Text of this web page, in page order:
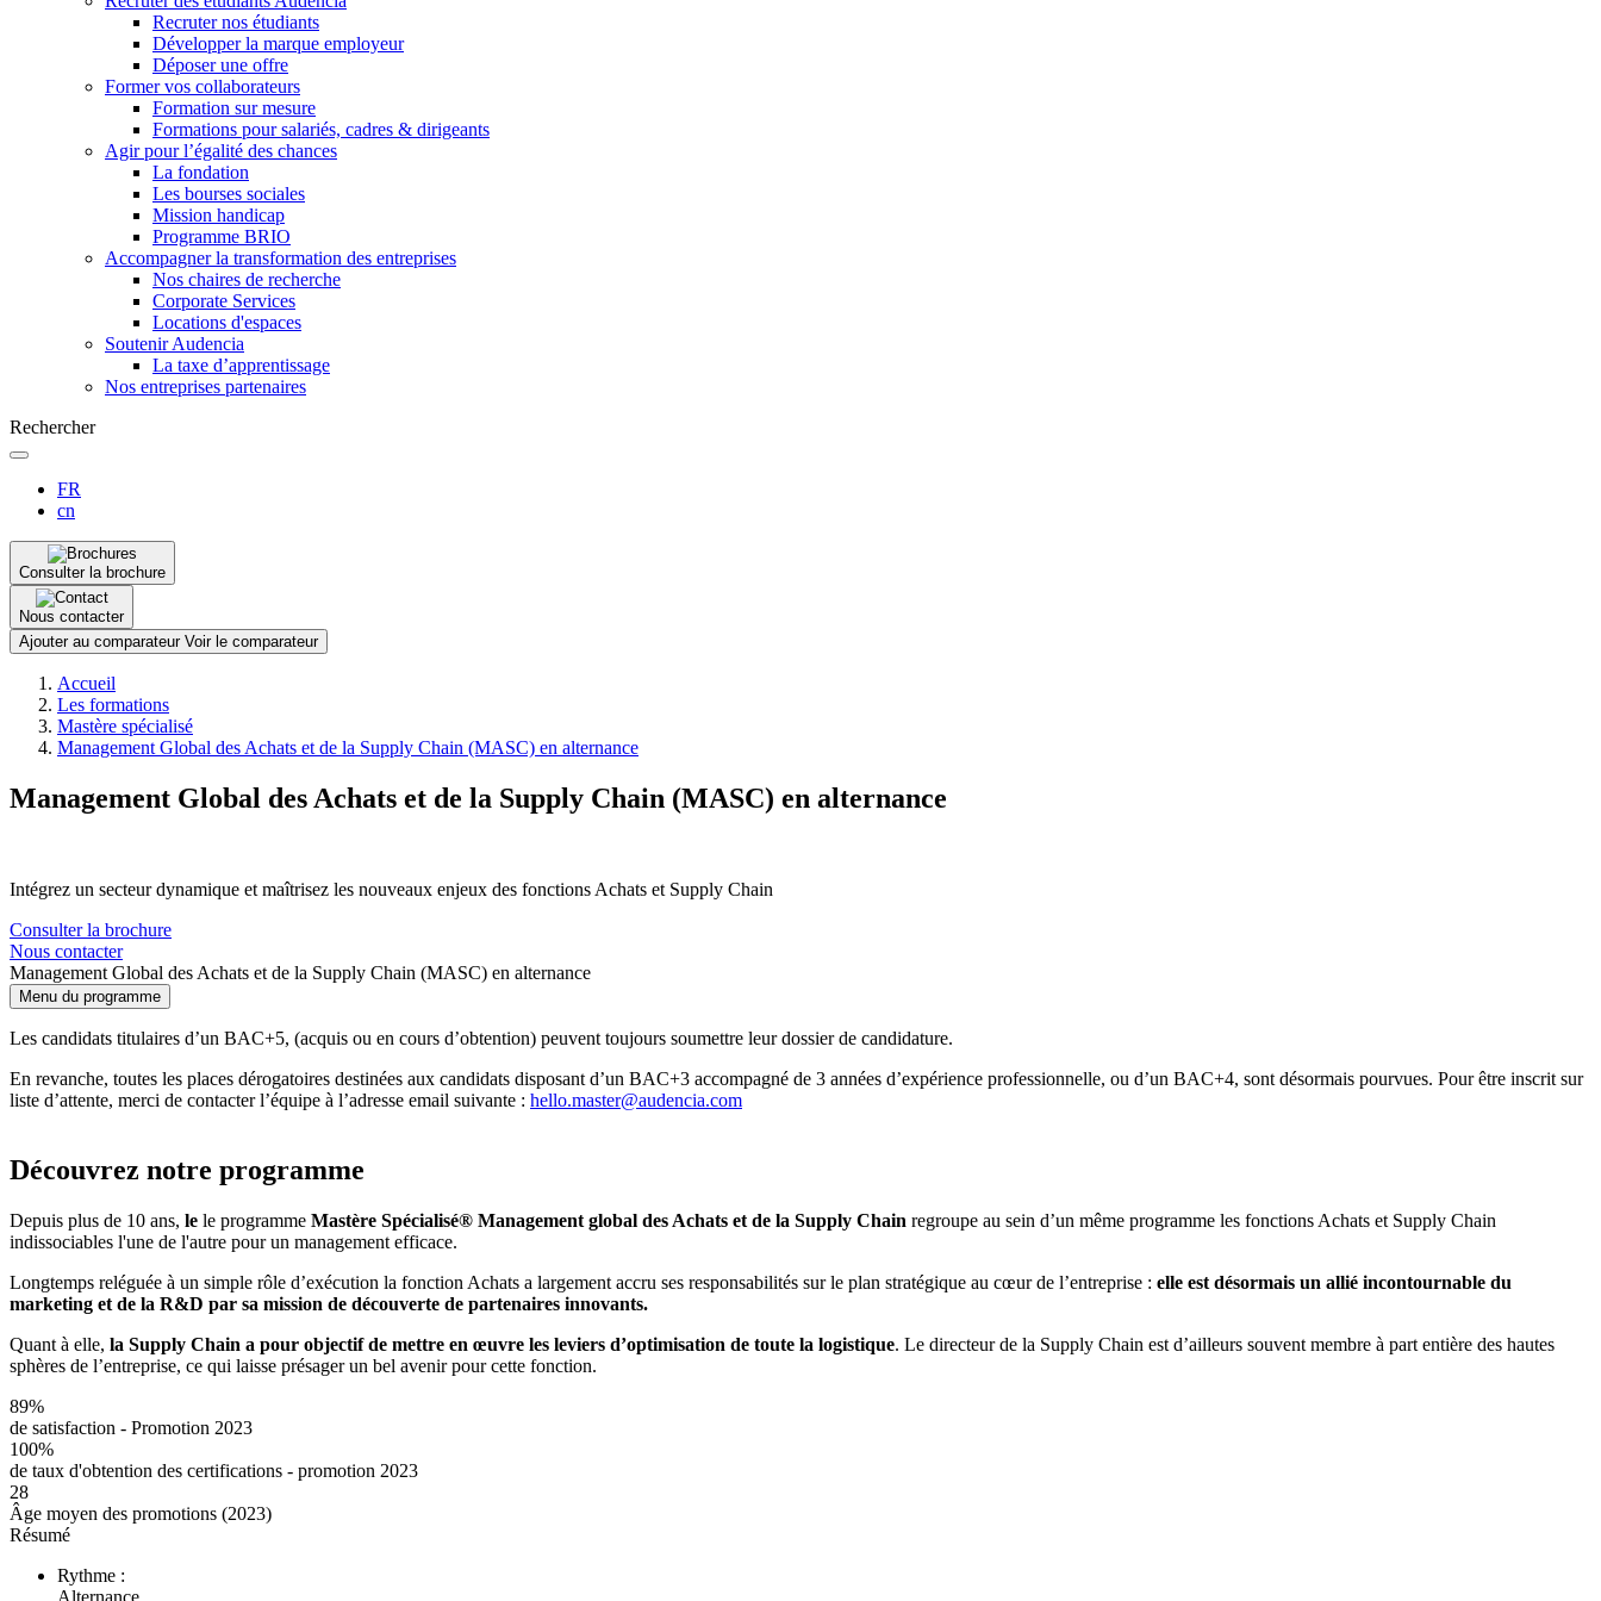
Recruter nos étudiants
Développer la marque employeur
Déposer une offre
Former vos collaborateurs
Formation sur mesure
Formations pour salariés, cadres & dirigeants
Agir pour l’égalité des chances
La fondation
Les bourses sociales
Mission handicap
Programme BRIO
Accompagner la transformation des entreprises
Nos chaires de recherche
Corporate Services
Locations d'espaces
Soutenir Audencia
La taxe d’apprentissage
Nos entreprises partenaires
Rechercher
FR
cn
Consulter la brochure
Nous contacter
Ajouter au comparateur Voir le comparateur
d'Ariane
Accueil
Les formations
Mastère spécialisé
Management Global des Achats et de la Supply Chain (MASC) en alternance
Management Global des Achats et de la Supply Chain (MASC) en alternance
Intégrez un secteur dynamique et maîtrisez les nouveaux enjeux des fonctions Achats et Supply Chain
Consulter la brochure
Nous contacter
Management Global des Achats et de la Supply Chain (MASC) en alternance
Menu du programme
Les candidats titulaires d’un BAC+5, (acquis ou en cours d’obtention) peuvent toujours soumettre leur dossier de candidature.
En revanche, toutes les places dérogatoires destinées aux candidats disposant d’un BAC+3 accompagné de 3 années d’expérience professionnelle, ou d’un BAC+4, sont désormais pourvues. Pour être inscrit sur
liste d’attente, merci de contacter l’équipe à l’adresse email suivante : hello.master@audencia.com
Découvrez notre programme
Depuis plus de 10 ans, le le programme Mastère Spécialisé® Management global des Achats et de la Supply Chain regroupe au sein d’un même programme les fonctions Achats et Supply Chain
indissociables l'une de l'autre pour un management efficace.
Longtemps reléguée à un simple rôle d’exécution la fonction Achats a largement accru ses responsabilités sur le plan stratégique au cœur de l’entreprise : elle est désormais un allié incontournable du
marketing et de la R&D par sa mission de découverte de partenaires innovants.
Quant à elle, la Supply Chain a pour objectif de mettre en œuvre les leviers d’optimisation de toute la logistique. Le directeur de la Supply Chain est d’ailleurs souvent membre à part entière des hautes
sphères de l’entreprise, ce qui laisse présager un bel avenir pour cette fonction.
89%
de satisfaction - Promotion 2023
100%
de taux d'obtention des certifications - promotion 2023
28
Âge moyen des promotions (2023)
Résumé
Rythme :
Alternance